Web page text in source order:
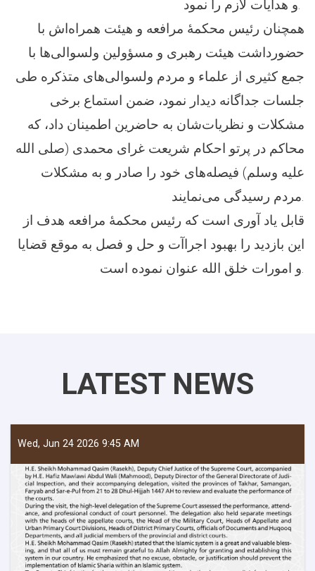
و هدایات لازم را نمود.
همچنان رئیس محکمۀ مرافعه و هیئت همراه‌اش با
حضورداشت هیئت رهبری و مسؤولین ولسوالی‌ها با
جمع کثیری از علماء و مردم ولسوالی‌های متذکره طی
جلسات جداگانه دیدار نمود، ضمن استماع برخی
مشکلات و نظریات‌شان به حاضرین اطمینان داد، که
محاکم در پرتو احکام شریعت غرای محمدی (صلی الله
عليه وسلم) فیصله‌های خود را صادر و به مشکلات
مردم رسیدگی می‌نمایند.
قابل یاد آوری است که رئیس محکمۀ مرافعه هدف از
این بازدید را بهبود اجراآت و حل و فصل به موقع قضایا
و امورات خلق الله عنوان نموده است.
LATEST NEWS
Wed, Jun 24 2026 9:45 AM